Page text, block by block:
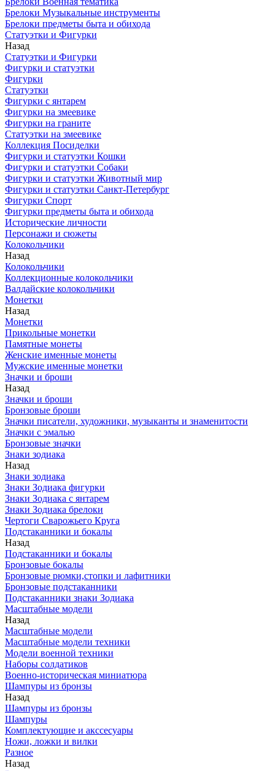
Брелоки Музыкальные инструменты
Брелоки предметы быта и обихода
Статуэтки и Фигурки
Назад
Статуэтки и Фигурки
Фигурки и статуэтки
Фигурки
Статуэтки
Фигурки с янтарем
Фигурки на змеевике
Фигурки на граните
Статуэтки на змеевике
Коллекция Посиделки
Фигурки и статуэтки Кошки
Фигурки и статуэтки Собаки
Фигурки и статуэтки Животный мир
Фигурки и статуэтки Санкт-Петербург
Фигурки Спорт
Фигурки предметы быта и обихода
Исторические личности
Персонажи и сюжеты
Колокольчики
Назад
Колокольчики
Коллекционные колокольчики
Валдайские колокольчики
Монетки
Назад
Монетки
Прикольные монетки
Памятные монеты
Женские именные монеты
Мужские именные монетки
Значки и броши
Назад
Значки и броши
Бронзовые броши
Значки писатели, художники, музыканты и знаменитости
Значки с эмалью
Бронзовые значки
Знаки зодиака
Назад
Знаки зодиака
Знаки Зодиака фигурки
Знаки Зодиака с янтарем
Знаки Зодиака брелоки
Чертоги Сварожьего Круга
Подстаканники и бокалы
Назад
Подстаканники и бокалы
Бронзовые бокалы
Бронзовые рюмки,стопки и лафитники
Бронзовые подстаканники
Подстаканники знаки Зодиака
Масштабные модели
Назад
Масштабные модели
Масштабные модели техники
Модели военной техники
Наборы солдатиков
Военно-историческая миниатюра
Шампуры из бронзы
Назад
Шампуры из бронзы
Шампуры
Комплектующие и акссесуары
Ножи, ложки и вилки
Разное
Назад